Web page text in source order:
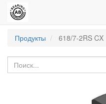
Продукты
618/7-2RS CX